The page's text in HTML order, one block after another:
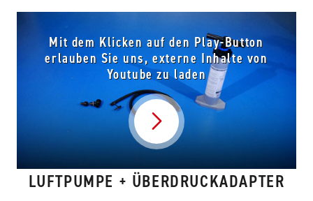
Mit dem Klicken auf den Play-Button
erlauben Sie uns, externe Inhalte von
Youtube zu laden
Video abspielen
LUFTPUMPE + ÜBERDRUCKADAPTER